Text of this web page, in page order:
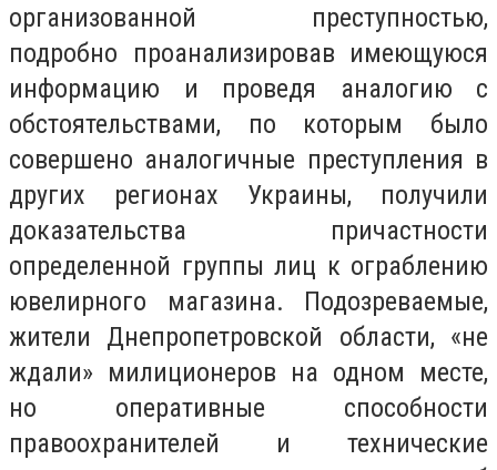
организованной преступностью,
подробно проанализировав имеющуюся
информацию и проведя аналогию с
обстоятельствами, по которым было
совершено аналогичные преступления в
других регионах Украины, получили
доказательства причастности
определенной группы лиц к ограблению
ювелирного магазина. Подозреваемые,
жители Днепропетровской области, «не
ждали» милиционеров на одном месте,
но оперативные способности
правоохранителей и технические